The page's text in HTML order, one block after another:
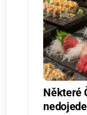
Některé